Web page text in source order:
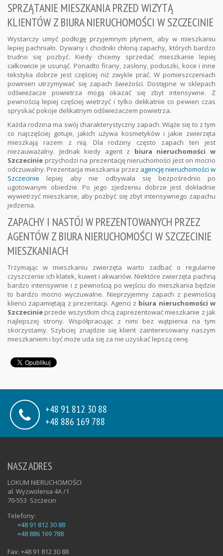
SPRZĄTANIE MIESZKANIA PRZED WIZYTĄ
KLIENTÓW Z BIURA NIERUCHOMOŚCI W SZCZECINIE
Wystarczy umyć podłogę przyjemnym płynem, aby w mieszkaniu
lepiej pachniało. Dywany i chodniki chłoną zapachy, których bardzo
trudno się pozbyć. Kiedy chcemy sprzedać mieszkanie lepiej
całkowicie je usunąć. Ponadto firany, zasłony, poduszki, koce i inne
tekstylia dobrze jest częściej niż zwykle prać. W pomieszczeniach
powinien utrzymywać się zapach świeżości. Dostępne w sklepach
odświeżacze powietrza mogą okazać się zbyt intensywne. Z
pewnością lepiej częściej wietrzyć i tylko delikatnie co pewien czas
spryskać pokoje delikatnym odświeżaczem powietrza.
Każda rodzina ma swój charakterystyczny zapach. Wiąże się to z tym
co najczęściej gotuje, jakich używa kosmetyków i jakie zwierzęta
mieszkają razem z nią. Dla rodziny często zapach ten jest
niezauważalny. Jednak kiedy agent z biura nieruchomości w
Szczecinie przychodzi na prezentację nieruchomości jest on mocno
odczuwalny. Prezentacja mieszkania przez agencję nieruchomości w
Szczecinie lepiej aby nie odbywała się bezpośrednio po
ugotowanym obiedzie. Po jego zjedzeniu dobrze jest dokładnie
wywietrzyć mieszkanie, aby pozbyć się zbyt intensywnego zapachu
jedzenia.
ZAPACHY I NASTÓJ W PREZENTOWANYCH PRZEZ
AGENTÓW Z BIURA NIERUCHOMOŚCI W SZCZECINIE
MIESZKANIACH
Trzymając w mieszkaniu zwierzęta warto zadbać o regularne
czyszczenie ich klatek, kuwet i akwariów. Niektóre zwierzęta pachną
bardzo intensywnie i z pewnością po wejściu do mieszkania będzie
to bardzo mocno wyczuwalne. Nieprzyjemny zapach z pewnością
klienci zapamiętają z prezentacji. Agenci z biura nieruchomości w
Szczecinie przede wszystkim chcą zaprezentować mieszkanie z jak
najlepszej strony. Współpracując z nimi bez wątpienia na tym
skorzystamy. Szybciej znajdzie się klient zainteresowany naszym
mieszkaniem i być może uda się za nie uzyskać lepszą cenę.
+48 91 812 30 88
+48 886 169 788
NASZ ADRES
LOKUM NIERUCHOMOŚCI
al. Wyzwolenia 4A /1
70-553 Szczecin
Telefony:
+48 91 812 30 88
+48 886 169 788
Fax: +48 91 812 30 88